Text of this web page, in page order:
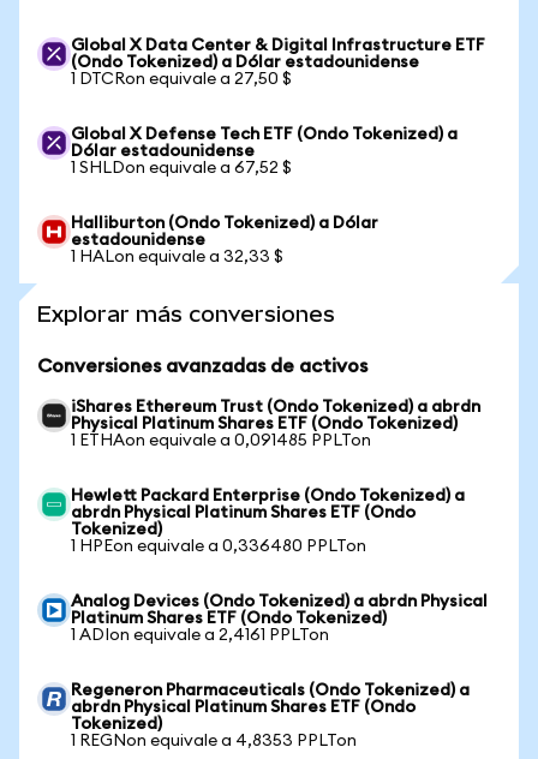
Global X Data Center & Digital Infrastructure ETF
(Ondo Tokenized) a Dólar estadounidense
1 DTCRon equivale a 27,50 $
Global X Defense Tech ETF (Ondo Tokenized) a
Dólar estadounidense
1 SHLDon equivale a 67,52 $
Halliburton (Ondo Tokenized) a Dólar
estadounidense
1 HALon equivale a 32,33 $
Explorar más conversiones
Conversiones avanzadas de activos
iShares Ethereum Trust (Ondo Tokenized) a abrdn
Physical Platinum Shares ETF (Ondo Tokenized)
1 ETHAon equivale a 0,091485 PPLTon
Hewlett Packard Enterprise (Ondo Tokenized) a
abrdn Physical Platinum Shares ETF (Ondo
Tokenized)
1 HPEon equivale a 0,336480 PPLTon
Analog Devices (Ondo Tokenized) a abrdn Physical
Platinum Shares ETF (Ondo Tokenized)
1 ADIon equivale a 2,4161 PPLTon
Regeneron Pharmaceuticals (Ondo Tokenized) a
abrdn Physical Platinum Shares ETF (Ondo
Tokenized)
1 REGNon equivale a 4,8353 PPLTon